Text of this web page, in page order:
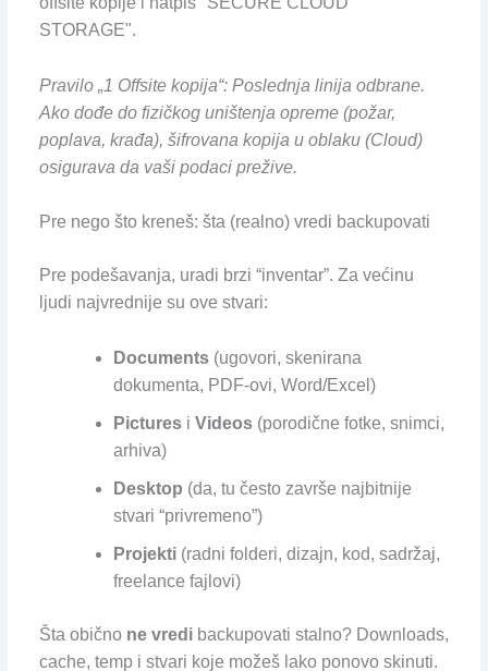
Pravilo „1 Offsite kopija“: Poslednja linija odbrane.
Ako dođe do fizičkog uništenja opreme (požar,
poplava, krađa), šifrovana kopija u oblaku (Cloud)
osigurava da vaši podaci prežive.
Pre nego što kreneš: šta (realno) vredi backupovati
Pre podešavanja, uradi brzi “inventar”. Za većinu
ljudi najvrednije su ove stvari:
Documents(ugovori, skenirana
dokumenta, PDF-ovi, Word/Excel)
Picturesi Videos(porodične fotke, snimci,
arhiva)
Desktop (da, tu često završe najbitnije
stvari “privremeno”)
Projekti(radni folderi, dizajn, kod, sadržaj,
freelance fajlovi)
Šta obično ne vredibackupovati stalno? Downloads,
cache, temp i stvari koje možeš lako ponovo skinuti.